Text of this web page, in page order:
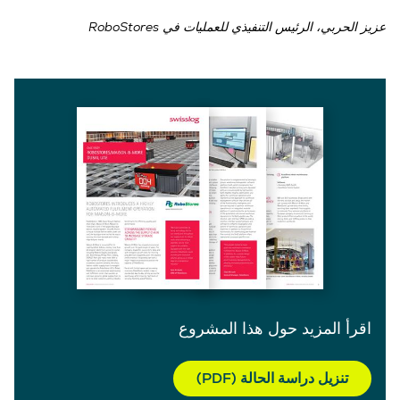
عزيز الحربي، الرئيس التنفيذي للعمليات في RoboStores
اقرأ المزيد حول هذا المشروع
تنزيل دراسة الحالة (PDF)